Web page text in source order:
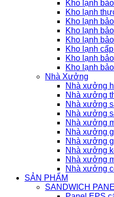
Kho lạnh
Kho lạnh
Kho lạnh
Kho lạnh
Kho lạnh
Kho lạnh
Kho lạnh
Kho lạnh
Nhà Xưởng
Nhà xưởng
Nhà xưởng
Nhà xưởng
Nhà xưởng
Nhà xưởng
Nhà xưởng
Nhà xưởng
Nhà xưởng
Nhà xưởng
Nhà xưởng
SẢN PHẨM
SANDWICH